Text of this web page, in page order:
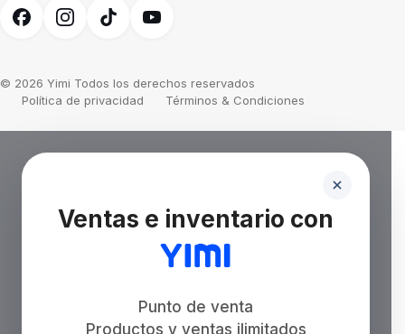
© 2026 Yimi Todos los derechos reservados
Política de privacidad
Términos & Condiciones
Ventas e inventario con
Punto de venta
Productos y ventas ilimitados